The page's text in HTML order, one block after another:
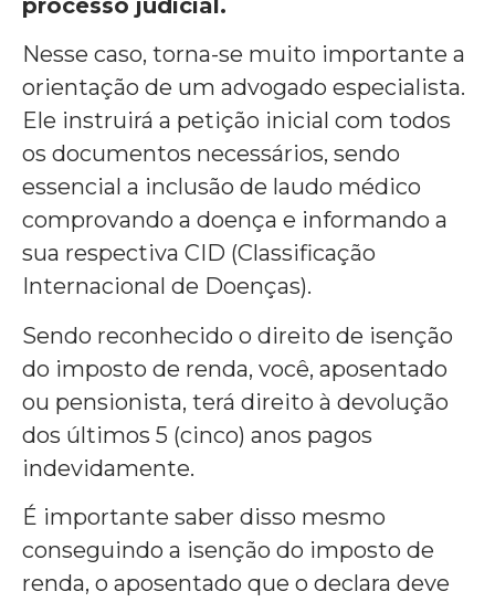
processo judicial.
Nesse caso, torna-se muito importante a
orientação de um advogado especialista.
Ele instruirá a petição inicial com todos
os documentos necessários, sendo
essencial a inclusão de laudo médico
comprovando a doença e informando a
sua respectiva CID (Classificação
Internacional de Doenças).
Sendo reconhecido o direito de isenção
do imposto de renda, você, aposentado
ou pensionista, terá direito à devolução
dos últimos 5 (cinco) anos pagos
indevidamente.
É importante saber disso mesmo
conseguindo a isenção do imposto de
renda, o aposentado que o declara deve